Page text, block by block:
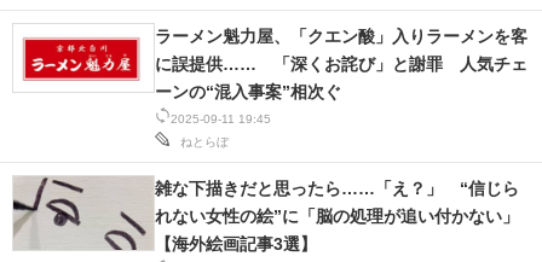
2025-09-11 19:45
ねとらぼ
ラーメン魁力屋、「クエン酸」入りラーメンを客
に誤提供…… 「深くお詫び」と謝罪 人気チェ
ーンの“混入事案”相次ぐ
雑な下描きだと思ったら……「え？」 “信じら
れない女性の絵”に「脳の処理が追い付かない」
【海外絵画記事3選】